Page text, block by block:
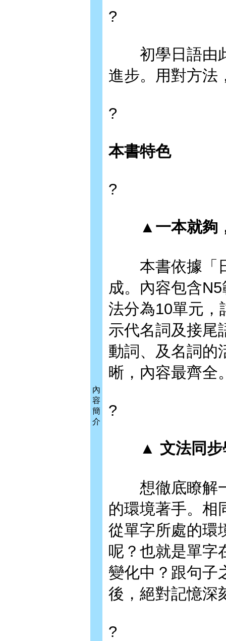
內
容
簡
介
?
初學日語由此
進步。用對方法
?
本書特色
?
▲一本就夠
本書依據「日
成。內容包含
法分為10單元，
示代名詞及接尾
動詞、及名詞的
晰，內容最齊全
?
▲ 文法同步
想徹底瞭解一
的環境著手。相
從單字所處的環
呢？也就是單字
變化中？跟句子
後，絕對記憶深
?